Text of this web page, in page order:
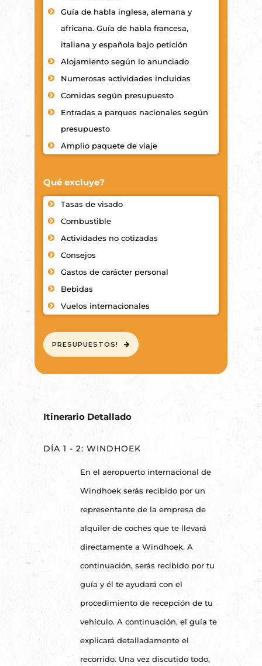
Guía de habla inglesa, alemana y
africana. Guía de habla francesa,
italiana y española bajo petición
Alojamiento según lo anunciado
Numerosas actividades incluidas
Comidas según presupuesto
Entradas a parques nacionales según
presupuesto
Amplio paquete de viaje
Qué excluye?
Tasas de visado
Combustible
Actividades no cotizadas
Consejos
Gastos de carácter personal
Bebidas
Vuelos internacionales
PRESUPUESTOS!
Itinerario Detallado
DÍA 1 - 2: WINDHOEK
En el aeropuerto internacional de
Windhoek serás recibido por un
representante de la empresa de
alquiler de coches que te llevará
directamente a Windhoek. A
continuación, serás recibido por tu
guía y él te ayudará con el
procedimiento de recepción de tu
vehículo. A continuación, el guía te
explicará detalladamente el
recorrido. Una vez discutido todo,